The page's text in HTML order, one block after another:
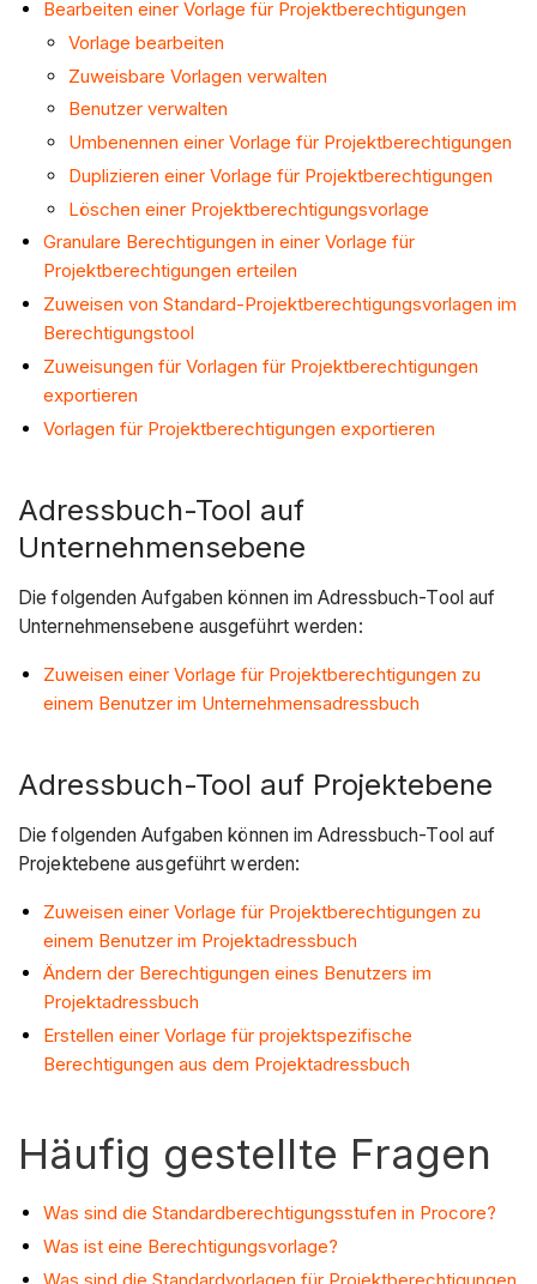
Bearbeiten einer Vorlage für Projektberechtigungen
Vorlage bearbeiten
Zuweisbare Vorlagen verwalten
Benutzer verwalten
Umbenennen einer Vorlage für Projektberechtigungen
Duplizieren einer Vorlage für Projektberechtigungen
Löschen einer Projektberechtigungsvorlage
Granulare Berechtigungen in einer Vorlage für
Projektberechtigungen erteilen
Zuweisen von Standard-Projektberechtigungsvorlagen im
Berechtigungstool
Zuweisungen für Vorlagen für Projektberechtigungen
exportieren
Vorlagen für Projektberechtigungen exportieren
Adressbuch-Tool auf
Unternehmensebene
Die folgenden Aufgaben können im Adressbuch-Tool auf
Unternehmensebene ausgeführt werden:
Zuweisen einer Vorlage für Projektberechtigungen zu
einem Benutzer im Unternehmensadressbuch
Adressbuch-Tool auf Projektebene
Die folgenden Aufgaben können im Adressbuch-Tool auf
Projektebene ausgeführt werden:
Zuweisen einer Vorlage für Projektberechtigungen zu
einem Benutzer im Projektadressbuch
Ändern der Berechtigungen eines Benutzers im
Projektadressbuch
Erstellen einer Vorlage für projektspezifische
Berechtigungen aus dem Projektadressbuch
Häufig gestellte Fragen
Was sind die Standardberechtigungsstufen in Procore?
Was ist eine Berechtigungsvorlage?
Was sind die Standardvorlagen für Projektberechtigungen